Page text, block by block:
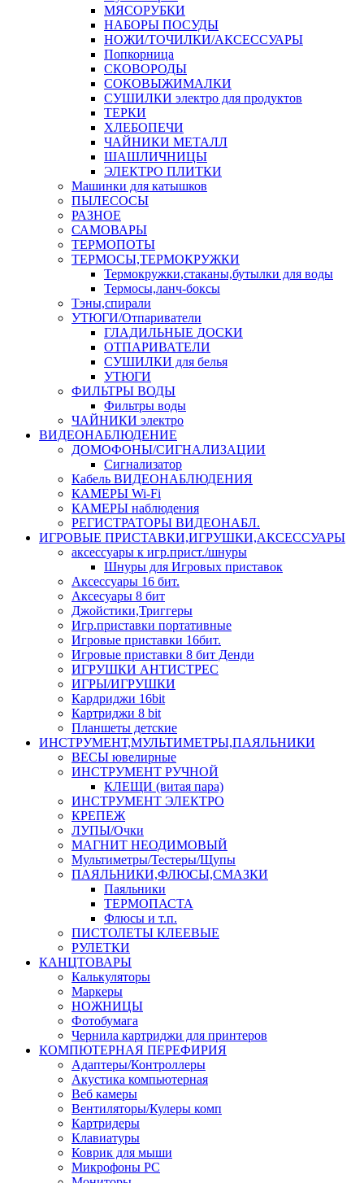
МЯСОРУБКИ
НАБОРЫ ПОСУДЫ
НОЖИ/ТОЧИЛКИ/АКСЕССУАРЫ
Попкорница
СКОВОРОДЫ
СОКОВЫЖИМАЛКИ
СУШИЛКИ электро для продуктов
ТЕРКИ
ХЛЕБОПЕЧИ
ЧАЙНИКИ МЕТАЛЛ
ШАШЛИЧНИЦЫ
ЭЛЕКТРО ПЛИТКИ
Машинки для катышков
ПЫЛЕСОСЫ
РАЗНОЕ
САМОВАРЫ
ТЕРМОПОТЫ
ТЕРМОСЫ,ТЕРМОКРУЖКИ
Термокружки,стаканы,бутылки для воды
Термосы,ланч-боксы
Тэны,спирали
УТЮГИ/Отпариватели
ГЛАДИЛЬНЫЕ ДОСКИ
ОТПАРИВАТЕЛИ
СУШИЛКИ для белья
УТЮГИ
ФИЛЬТРЫ ВОДЫ
Фильтры воды
ЧАЙНИКИ электро
ВИДЕОНАБЛЮДЕНИЕ
ДОМОФОНЫ/СИГНАЛИЗАЦИИ
Сигнализатор
Кабель ВИДЕОНАБЛЮДЕНИЯ
КАМЕРЫ Wi-Fi
КАМЕРЫ наблюдения
РЕГИСТРАТОРЫ ВИДЕОНАБЛ.
ИГРОВЫЕ ПРИСТАВКИ,ИГРУШКИ,АКСЕССУАРЫ
аксесcуары к игр.прист./шнуры
Шнуры для Игровых приставок
Аксессуары 16 бит.
Аксесуары 8 бит
Джойстики,Триггеры
Игр.приставки портативные
Игровые приставки 16бит.
Игровые приставки 8 бит Денди
ИГРУШКИ АНТИСТРЕС
ИГРЫ/ИГРУШКИ
Кардриджи 16bit
Картриджи 8 bit
Планшеты детские
ИНСТРУМЕНТ,МУЛЬТИМЕТРЫ,ПАЯЛЬНИКИ
ВЕСЫ ювелирные
ИНСТРУМЕНТ РУЧНОЙ
КЛЕЩИ (витая пара)
ИНСТРУМЕНТ ЭЛЕКТРО
КРЕПЕЖ
ЛУПЫ/Очки
МАГНИТ НЕОДИМОВЫЙ
Мультиметры/Тестеры/Щупы
ПАЯЛЬНИКИ,ФЛЮСЫ,СМАЗКИ
Паяльники
ТЕРМОПАСТА
Флюсы и т.п.
ПИСТОЛЕТЫ КЛЕЕВЫЕ
РУЛЕТКИ
КАНЦТОВАРЫ
Калькуляторы
Маркеры
НОЖНИЦЫ
Фотобумага
Чернила картриджи для принтеров
КОМПЮТЕРНАЯ ПЕРЕФИРИЯ
Адаптеры/Контроллеры
Акустика компьютерная
Веб камеры
Вентиляторы/Кулеры комп
Картридеры
Клавиатуры
Коврик для мыши
Микрофоны PC